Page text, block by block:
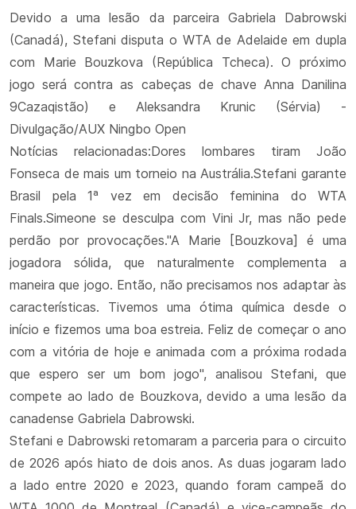
Devido a uma lesão da parceira Gabriela Dabrowski
(Canadá), Stefani disputa o WTA de Adelaide em dupla
com Marie Bouzkova (República Tcheca). O próximo
jogo será contra as cabeças de chave Anna Danilina
9Cazaqistão) e Aleksandra Krunic (Sérvia) -
Divulgação/AUX Ningbo Open
Notícias relacionadas:Dores lombares tiram João
Fonseca de mais um torneio na Austrália.Stefani garante
Brasil pela 1ª vez em decisão feminina do WTA
Finals.Simeone se desculpa com Vini Jr, mas não pede
perdão por provocações."A Marie [Bouzkova] é uma
jogadora sólida, que naturalmente complementa a
maneira que jogo. Então, não precisamos nos adaptar às
características. Tivemos uma ótima química desde o
início e fizemos uma boa estreia. Feliz de começar o ano
com a vitória de hoje e animada com a próxima rodada
que espero ser um bom jogo", analisou Stefani, que
compete ao lado de Bouzkova, devido a uma lesão da
canadense Gabriela Dabrowski.
Stefani e Dabrowski retomaram a parceria para o circuito
de 2026 após hiato de dois anos. As duas jogaram lado
a lado entre 2020 e 2023, quando foram campeã do